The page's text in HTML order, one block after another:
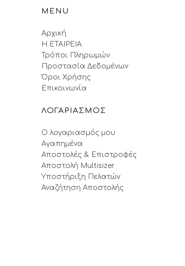
MENU
Αρχική
Η ΕΤΑΙΡΕΙΑ
Τρόποι Πληρωμών
Προστασία Δεδομένων
Όροι Xρήσης
Επικοινωνία
ΛΟΓΑΡΙΑΣΜΟΣ
Ο λογαριασμός μου
Αγαπημένα
Αποστολές & Επιστροφές
Αποστολή Multisizer
Υποστήριξη Πελατών
Αναζήτηση Αποστολής